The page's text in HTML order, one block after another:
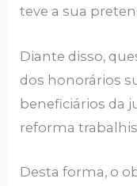
teve a sua
Diante disso,
dos honorários
beneficiários da
reforma
Desta forma, o